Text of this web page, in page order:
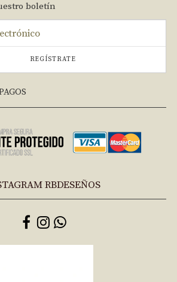
boletín
REGÍSTRATE
RBDESEÑOS